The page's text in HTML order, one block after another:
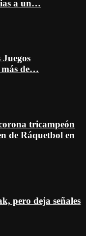
a un…
Juegos
más de…
tricampeón
de Ráquetbol en
pero deja señales